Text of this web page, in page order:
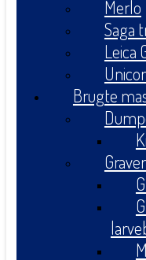
Merlo
Saga
Leica
Brugte